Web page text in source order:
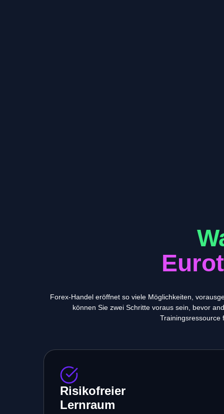
Forex-Handel eröffnet so viele Möglichkeiten,
können Sie zwei Schritte voraus sein, bevor
Trainingsressource
Risikofreier
Lernraum